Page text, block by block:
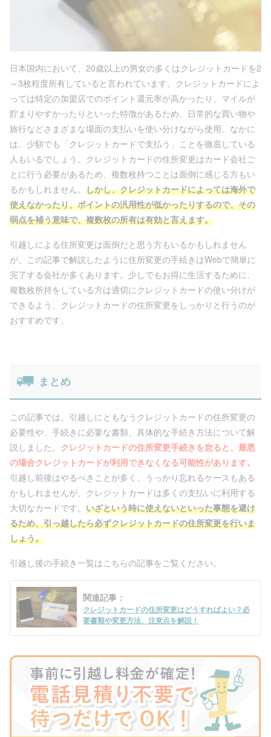
日本国内において、20歳以上の男女の多くはクレジットカードを2
～3枚程度所有していると言われています。クレジットカードによ
っては特定の加盟店でのポイント還元率が高かったり、マイルが
貯まりやすかったりといった特徴があるため、日常的な買い物や
旅行などさまざまな場面の支払いを使い分けながら使用、なかに
は、少額でも「クレジットカードで支払う」ことを徹底している
人もいるでしょう。クレジットカードの住所変更はカード会社ご
とに行う必要があるため、複数枚持つことは面倒に感じる方もい
るかもしれません。 しかし、クレジットカードによっては海外で
使えなかったり、ポイントの汎用性が低かったりするので、その
弱点を補う意味で、複数枚の所有は有効と言えます。
引越しによる住所変更は面倒だと思う方もいるかもしれません
が、この記事で解説したように住所変更の手続きはWebで簡単に
完了する会社が多くあります。少しでもお得に生活するために、
複数枚所持をしている方は適切にクレジットカードの使い分けが
できるよう、クレジットカードの住所変更をしっかりと行うのが
おすすめです。
まとめ
この記事では、引越しにともなうクレジットカードの住所変更の
必要性や、手続きに必要な書類、具体的な手続き方法について解
説しました。 クレジットカードの住所変更手続きを怠ると、最悪
の場合クレジットカードが利用できなくなる可能性があります。
引越し前後はやるべきことが多く、うっかり忘れるケースもある
かもしれませんが、クレジットカードは多くの支払いに利用する
大切なカードです。 いざという時に使えないといった事態を避け
るため、引っ越したら必ずクレジットカードの住所変更を行いま
しょう。
引越し後の手続き一覧はこちらの記事をご覧ください。
関連記事：
クレジットカードの住所変更はどうすればよい？必
要書類や変更方法、注意点を解説！